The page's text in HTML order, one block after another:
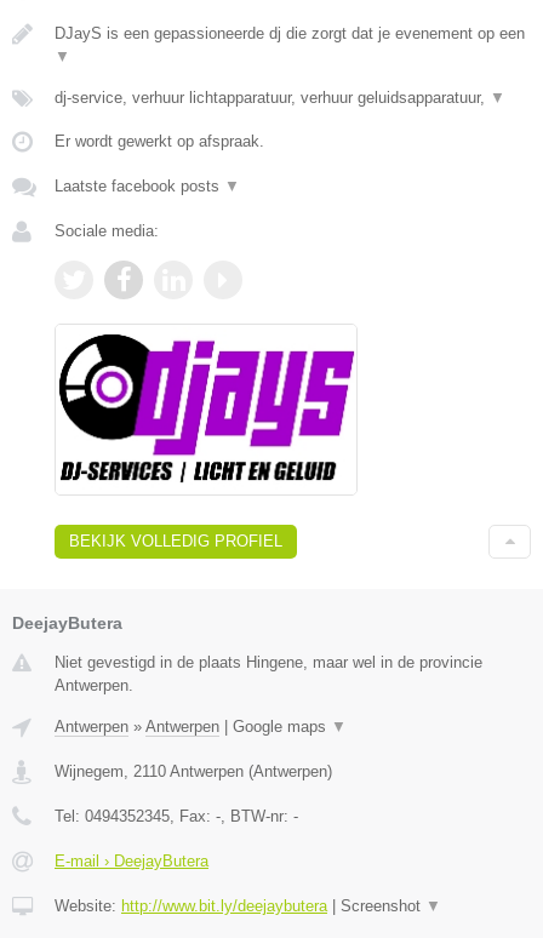
DJayS is een gepassioneerde dj die zorgt dat je evenement op een
▼
dj-service, verhuur lichtapparatuur, verhuur geluidsapparatuur, ▼
Er wordt gewerkt op afspraak.
Laatste facebook posts ▼
Sociale media:
BEKIJK VOLLEDIG PROFIEL
DeejayButera
Niet gevestigd in de plaats Hingene, maar wel in de provincie
Antwerpen.
Antwerpen » Antwerpen | Google maps ▼
Wijnegem 2110 Antwerpen (Antwerpen)
Tel: 0494352345 , Fax: - , BTW-nr: -
E-mail › DeejayButera
Website: http://www.bit.ly/deejaybutera | Screenshot ▼